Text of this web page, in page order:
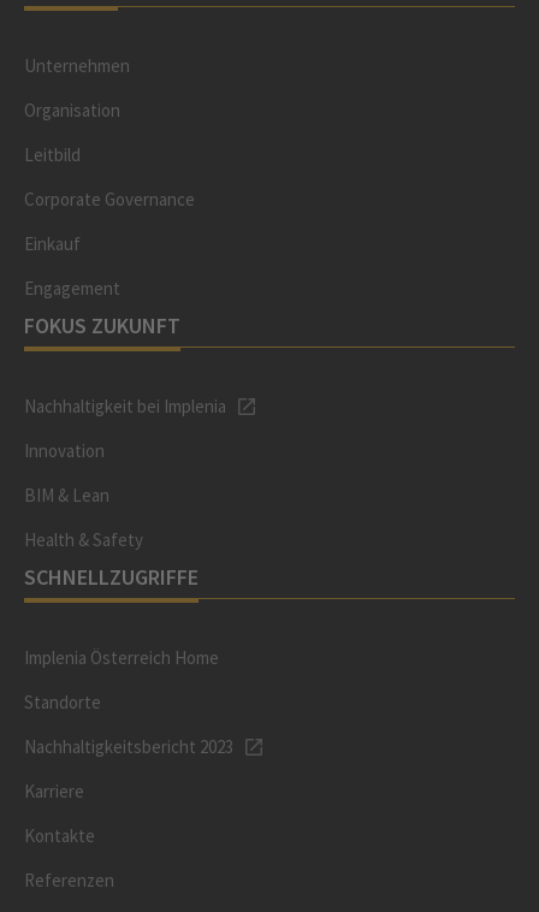
Unternehmen
Organisation
Leitbild
Corporate Governance
Einkauf
Engagement
FOKUS ZUKUNFT
Nachhaltigkeit bei Implenia
Innovation
BIM & Lean
Health & Safety
SCHNELLZUGRIFFE
Implenia Österreich Home
Standorte
Nachhaltigkeitsbericht 2023
Karriere
Kontakte
Referenzen